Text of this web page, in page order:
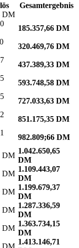
Gesamtergebnis
DM
185.357,66 DM
320.469,76 DM
437.389,33 DM
593.748,58 DM
727.033,63 DM
851.175,35 DM
982.809;66 DM
DM
1.042.650,65
DM
DM
1.109.443,07
DM
DM
1.199.679,37
DM
DM
1.287.336,59
DM
DM
1.363.734,15
DM
DM
1.413.146,71